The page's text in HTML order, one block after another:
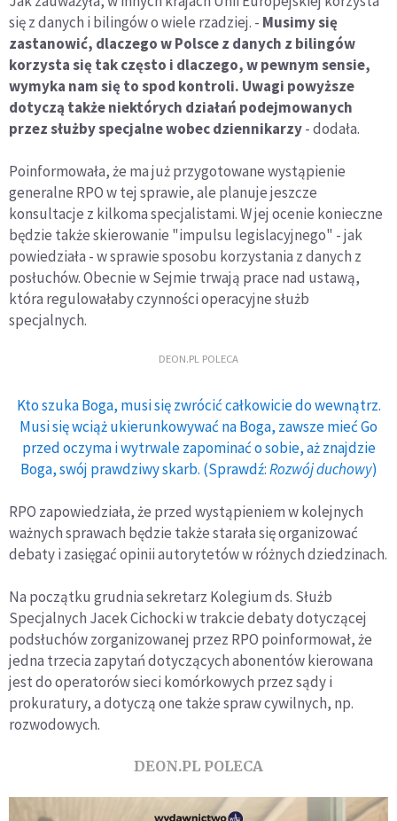
się z danych i bilingów o wiele rzadziej. - Musimy się
zastanowić, dlaczego w Polsce z danych z bilingów
korzysta się tak często i dlaczego, w pewnym sensie,
wymyka nam się to spod kontroli. Uwagi powyższe
dotyczą także niektórych działań podejmowanych
przez służby specjalne wobec dziennikarzy- dodała.
Poinformowała, że ma już przygotowane wystąpienie
generalne RPO w tej sprawie, ale planuje jeszcze
konsultacje z kilkoma specjalistami. W jej ocenie konieczne
będzie także skierowanie "impulsu legislacyjnego" - jak
powiedziała - w sprawie sposobu korzystania z danych z
posłuchów. Obecnie w Sejmie trwają prace nad ustawą,
która regulowałaby czynności operacyjne służb
specjalnych.
DEON.PL POLECA
Kto szuka Boga, musi się zwrócić całkowicie do wewnątrz.
Musi się wciąż ukierunkowywać na Boga, zawsze mieć Go
przed oczyma i wytrwale zapominać o sobie, aż znajdzie
Boga, swój prawdziwy skarb. (Sprawdź:Rozwój duchowy)
RPO zapowiedziała, że przed wystąpieniem w kolejnych
ważnych sprawach będzie także starała się organizować
debaty i zasięgać opinii autorytetów w różnych dziedzinach.
Na początku grudnia sekretarz Kolegium ds. Służb
Specjalnych Jacek Cichocki w trakcie debaty dotyczącej
podsłuchów zorganizowanej przez RPO poinformował, że
jedna trzecia zapytań dotyczących abonentów kierowana
jest do operatorów sieci komórkowych przez sądy i
prokuratury, a dotyczą one także spraw cywilnych, np.
rozwodowych.
DEON.PL POLECA